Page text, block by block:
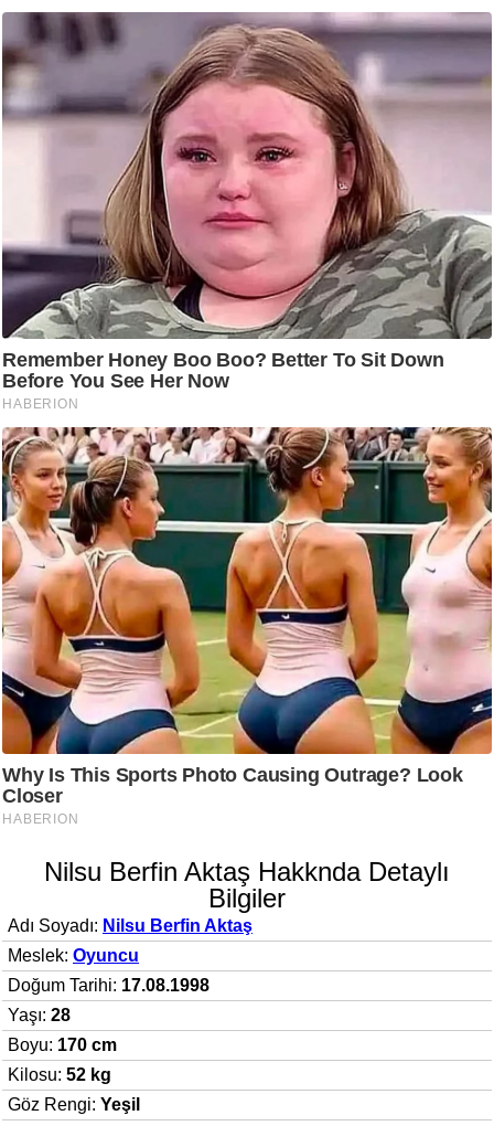
Nilsu Berfin Aktaş Hakknda Detaylı
Bilgiler
Adı Soyadı: Nilsu Berfin Aktaş
Meslek: Oyuncu
Doğum Tarihi: 17.08.1998
Yaşı: 28
Boyu: 170 cm
Kilosu: 52 kg
Göz Rengi: Yeşil